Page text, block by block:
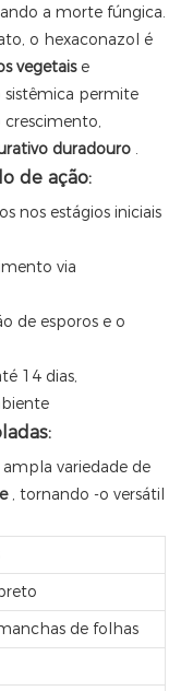
a morte fúngica.
o hexaconazol é
vegetais e
sistêmica permite
crescimento,
duradouro .
de ação:
nos estágios iniciais
via
de esporos e o
14 dias,
variedade de
, tornando -o versátil
de folhas